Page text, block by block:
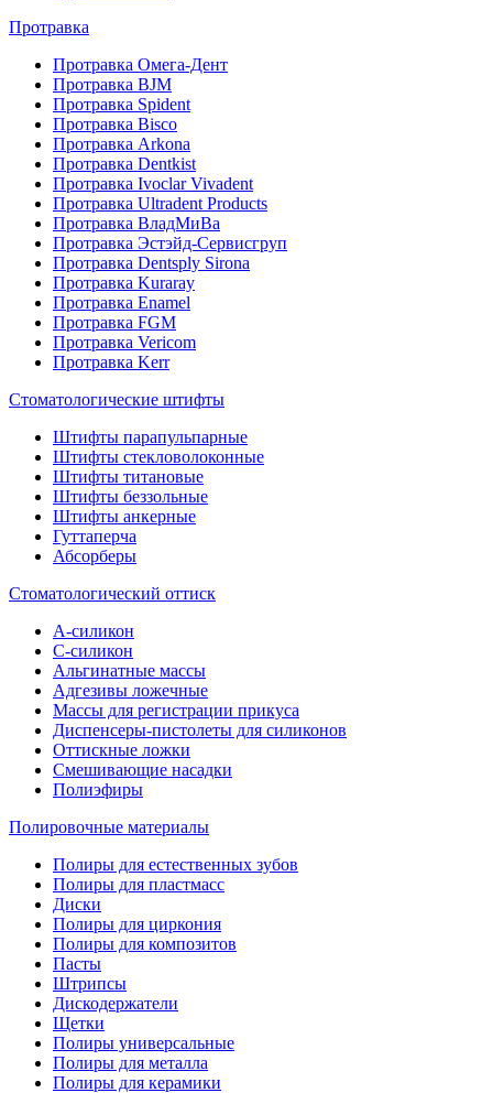
Протравка
Протравка Омега-Дент
Протравка BJM
Протравка Spident
Протравка Bisco
Протравка Arkona
Протравка Dentkist
Протравка Ivoclar Vivadent
Протравка Ultradent Products
Протравка ВладМиВа
Протравка Эстэйд-Сервисгруп
Протравка Dentsply Sirona
Протравка Kuraray
Протравка Enamel
Протравка FGM
Протравка Vericom
Протравка Kerr
Стоматологические штифты
Штифты парапульпарные
Штифты стекловолоконные
Штифты титановые
Штифты беззольные
Штифты анкерные
Гуттаперча
Абсорберы
Стоматологический оттиск
А-силикон
C-силикон
Альгинатные массы
Адгезивы ложечные
Массы для регистрации прикуса
Диспенсеры-пистолеты для силиконов
Оттискные ложки
Смешивающие насадки
Полиэфиры
Полировочные материалы
Полиры для естественных зубов
Полиры для пластмасс
Диски
Полиры для циркония
Полиры для композитов
Пасты
Штрипсы
Дискодержатели
Щетки
Полиры универсальные
Полиры для металла
Полиры для керамики